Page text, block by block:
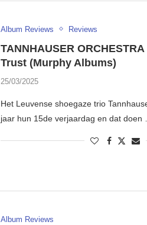
Album Reviews Reviews
TANNHAUSER
Trust (Murphy Albums)
25/03/2025
Het Leuvense shoegaze trio
jaar hun 15de verjaardag en dat doen
Album Reviews